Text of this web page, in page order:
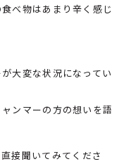
べ物はあまり辛く感じ
大変な状況になってい
ンマーの方の想いを語
接聞いてみてくださ